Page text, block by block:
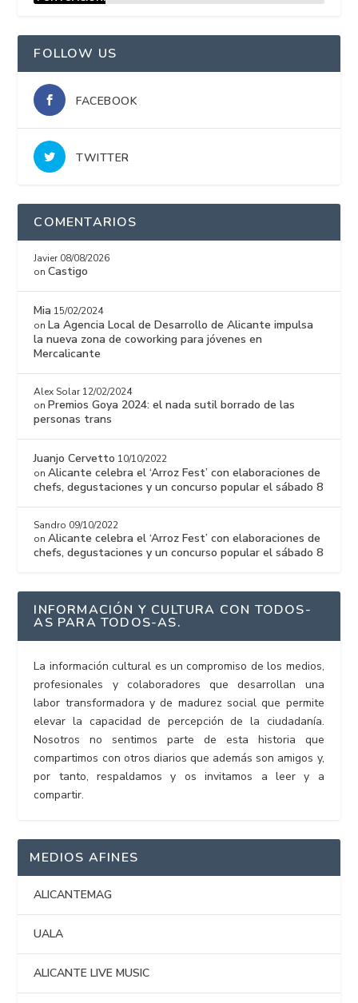
FOLLOW US
FACEBOOK
TWITTER
COMENTARIOS
Javier 08/08/2026
onCastigo
Mia 15/02/2024
onLa Agencia Local de Desarrollo de Alicante impulsa
la nueva zona de coworking para jóvenes en
Mercalicante
Alex Solar 12/02/2024
onPremios Goya 2024: el nada sutil borrado de las
personas trans
Juanjo Cervetto 10/10/2022
onAlicante celebra el ‘Arroz Fest’ con elaboraciones de
chefs, degustaciones y un concurso popular el sábado 8
Sandro 09/10/2022
onAlicante celebra el ‘Arroz Fest’ con elaboraciones de
chefs, degustaciones y un concurso popular el sábado 8
INFORMACIÓN Y CULTURA CON TODOS-
AS PARA TODOS-AS.
La información cultural es un compromiso de los medios,
profesionales y colaboradores que desarrollan una
labor transformadora y de madurez social que permite
elevar la capacidad de percepción de la ciudadanía.
Nosotros no sentimos parte de esta historia que
compartimos con otros diarios que además son amigos y,
por tanto, respaldamos y os invitamos a leer y a
compartir.
MEDIOS AFINES
ALICANTEMAG
UALA
ALICANTE LIVE MUSIC